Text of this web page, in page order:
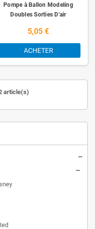
Pompe à Ballon Modeling
Doubles Sorties D'air
5,05 €
ACHETER
article(s)